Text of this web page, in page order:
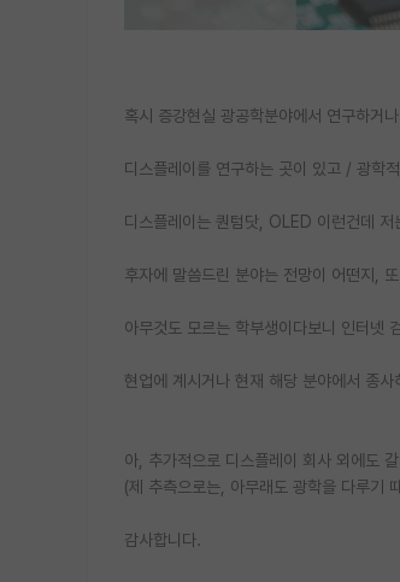
혹시 증강현실 광공학분야에서 연구하거
디스플레이를 연구하는 곳이 있고 / 광학
디스플레이는 퀀텀닷, OLED 이런건데
후자에 말씀드린 분야는 전망이 어떤지,
아무것도 모르는 학부생이다보니 인터넷
현업에 계시거나 현재 해당 분야에서 종
아, 추가적으로 디스플레이 회사 외에도
(제 추측으로는, 아무래도 광학을 다루기
감사합니다.